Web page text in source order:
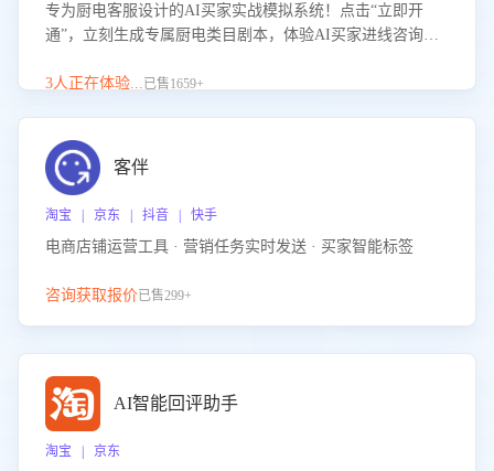
专为厨电客服设计的AI买家实战模拟系统！点击“立即开
通”，立刻生成专属厨电类目剧本，体验AI买家进线咨询真
实场景应对技巧！
3人正在体验...已售1659+
客伴
淘宝 | 京东 | 抖音 | 快手
电商店铺运营工具 · 营销任务实时发送 · 买家智能标签
咨询获取报价已售299+
AI智能回评助手
淘宝 | 京东